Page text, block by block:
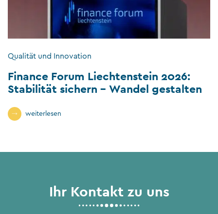
Qualität und Innovation
Finance Forum Liechtenstein 2026:
Stabilität sichern – Wandel gestalten
weiterlesen
Ihr Kontakt zu uns